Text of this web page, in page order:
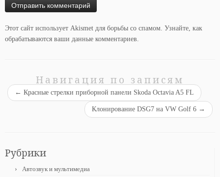
Этот сайт использует Akismet для борьбы со спамом. Узнайте, как
обрабатываются ваши данные комментариев
Навигация по записям
← Красные стрелки приборной панели Skoda Octavia A5 FL
Клонирование DSG7 на VW Golf 6 →
Рубрики
Автозвук и мультимедиа